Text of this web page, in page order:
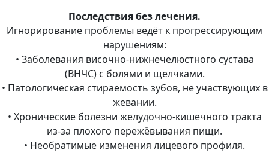
Последствия без лечения.
Игнорирование проблемы ведёт к прогрессирующим
нарушениям:
• Заболевания височно-нижнечелюстного сустава
(ВНЧС) с болями и щелчками.
• Патологическая стираемость зубов, не участвующих в
жевании.
• Хронические болезни желудочно-кишечного тракта
из-за плохого пережёвывания пищи.
• Необратимые изменения лицевого профиля.